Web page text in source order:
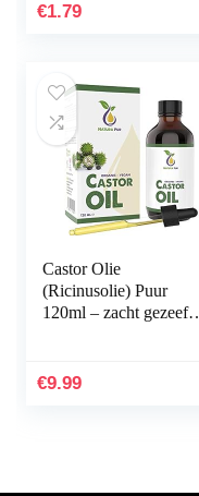
€1.79
Castor Olie
(Ricinusolie) Puur
120ml – zacht gezeefd
natuurlijk serum
€9.99